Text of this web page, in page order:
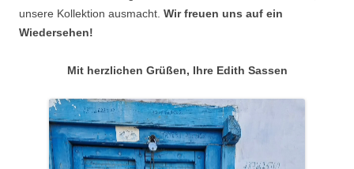
unsere Kollektion ausmacht. Wir freuen uns auf ein
Wiedersehen!
Mit herzlichen Grüßen, Ihre Edith Sassen